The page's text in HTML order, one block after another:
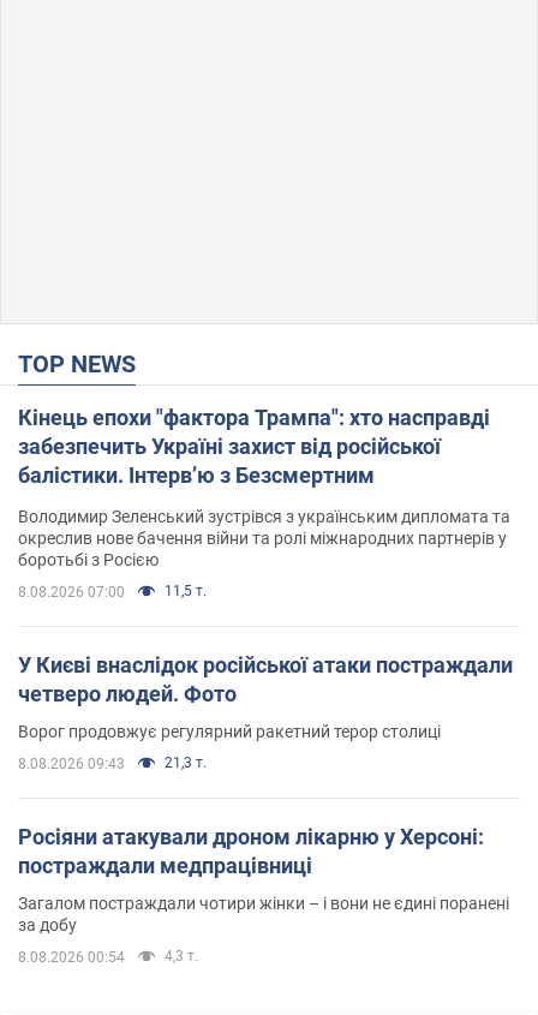
TOP NEWS
Кінець епохи "фактора Трампа": хто насправді
забезпечить Україні захист від російської
балістики. Інтерв’ю з Безсмертним
Володимир Зеленський зустрівся з українським дипломата та
окреслив нове бачення війни та ролі міжнародних партнерів у
боротьбі з Росією
8.08.2026 07:00 11,5 т.
У Києві внаслідок російської атаки постраждали
четверо людей. Фото
Ворог продовжує регулярний ракетний терор столиці
8.08.2026 09:43 21,3 т.
Росіяни атакували дроном лікарню у Херсоні:
постраждали медпрацівниці
Загалом постраждали чотири жінки – і вони не єдині поранені
за добу
8.08.2026 00:54 4,3 т.